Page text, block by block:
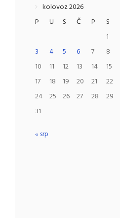
kolovoz 2026
P
U S Č P S
1
3
4 5 6 7 8
10
11 12 13 14 15
17
18 19 20 21 22
24
25 26 27 28 29
31
« srp